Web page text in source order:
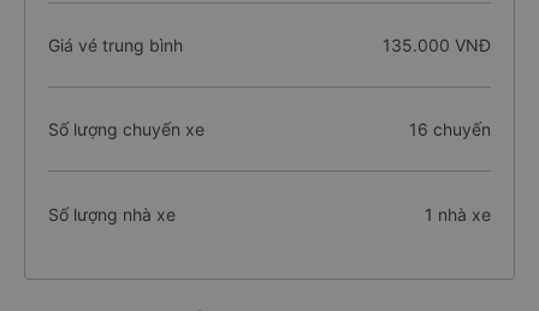
Giá vé trung bình 135.000 VNĐ
Số lượng chuyến xe 16 chuyến
Số lượng nhà xe 1 nhà xe